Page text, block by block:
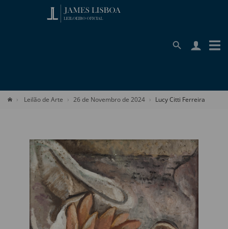
Leilão de Arte 26 de Novembro de 2024 Lucy Citti Ferreira